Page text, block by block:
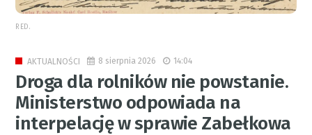
RED.
AKTUALNOŚCI 8 sierpnia 2026 14:04
Droga dla rolników nie powstanie.
Ministerstwo odpowiada na
interpelację w sprawie Zabełkowa